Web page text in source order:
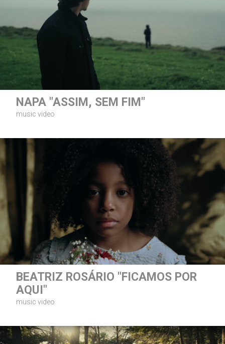
NAPA "ASSIM, SEM FIM"
music video
BEATRIZ ROSÁRIO "FICAMOS POR
AQUI"
music video